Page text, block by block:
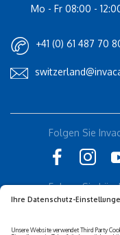
Mo - Fr 08:00 -
+41 (0) 61 487 70
Folgen Sie
Folgen Sie
Rolli-Community
küschall